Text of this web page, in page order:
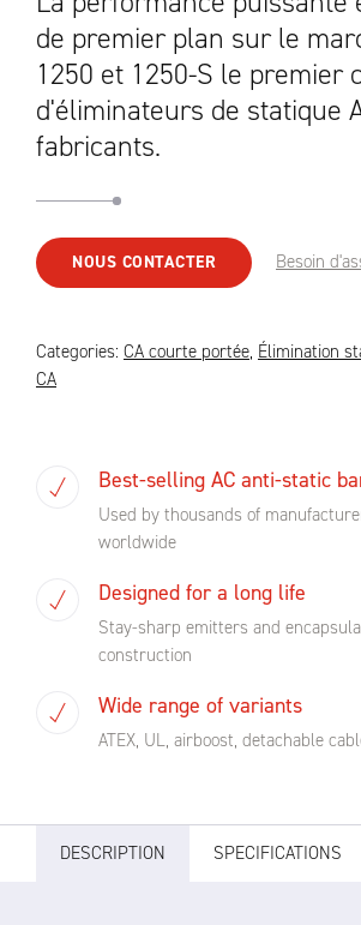
de premier plan sur le
1250 et 1250-S le premier
d'éliminateurs de statique
fabricants.
NOUS CONTACTER Besoin
Categories: CA courte portée, Élimination
CA
Best-selling AC anti-static
Used by thousands of
worldwide
Designed for a long life
Stay-sharp emitters and
construction
Wide range of variants
ATEX, UL, airboost, detachable
DESCRIPTION SPECIFICATIONS